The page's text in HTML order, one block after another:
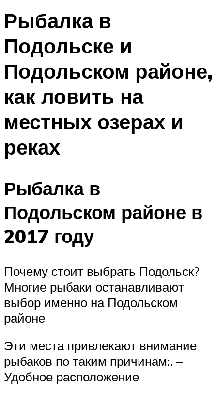
Рыбалка в
Подольске и
Подольском районе,
как ловить на
местных озерах и
реках
Рыбалка в
Подольском районе в
2017 году
Почему стоит выбрать Подольск?
Многие рыбаки останавливают
выбор именно на Подольском
районе
Эти места привлекают внимание
рыбаков по таким причинам:. –
Удобное расположение